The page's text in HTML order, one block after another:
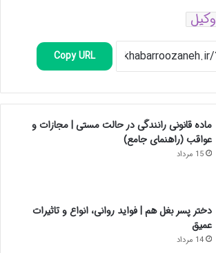
وکیل
Copy URL
ماده قانونی رانندگی در حالت مستی | مجازات و
عواقب (راهنمای جامع)
15 مرداد
دختر پسر بغل هم | فواید روانی، انواع و تاثیرات
عمیق
14 مرداد